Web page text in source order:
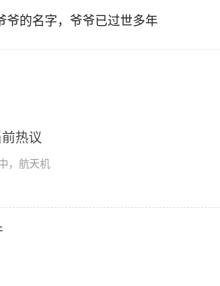
爷的名字，爷爷已过世多年
热议
，航天机